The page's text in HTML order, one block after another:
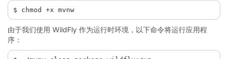
$ chmod +x mvnw
由于我们使用 WildFly 作为运行时环境，以下命令将运行应用程
序：